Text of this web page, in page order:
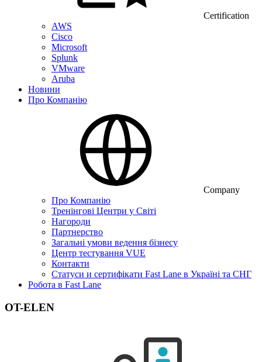
Certification
AWS
Cisco
Microsoft
Splunk
VMware
Aruba
Новини
Про Компанію
Company
Про Компанію
Тренінгові Центри у Світі
Нагороди
Партнерство
Загальні умови ведення бізнесу
Центр тестування VUE
Контакти
Статуси и сертифікати Fast Lane в Україні та СНГ
Робота в Fast Lane
OT-ELEN